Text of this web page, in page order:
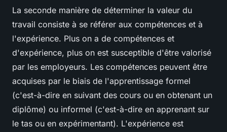
La seconde manière de déterminer la valeur du
travail consiste à se référer aux compétences et à
l'expérience. Plus on a de compétences et
d'expérience, plus on est susceptible d'être valorisé
par les employeurs. Les compétences peuvent être
acquises par le biais de l'apprentissage formel
(c'est-à-dire en suivant des cours ou en obtenant un
diplôme) ou informel (c'est-à-dire en apprenant sur
le tas ou en expérimentant). L'expérience est